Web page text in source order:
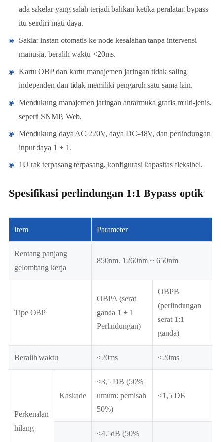
ada sakelar yang salah terjadi bahkan ketika peralatan bypass
itu sendiri mati daya.
Saklar instan otomatis ke node kesalahan tanpa intervensi
manusia, beralih waktu <20ms.
Kartu OBP dan kartu manajemen jaringan tidak saling
independen dan tidak memiliki pengaruh satu sama lain.
Mendukung manajemen jaringan antarmuka grafis multi-jenis,
seperti SNMP, Web.
Mendukung daya AC 220V, daya DC-48V, dan perlindungan
input daya 1 + 1.
1U rak terpasang terpasang, konfigurasi kapasitas fleksibel.
Spesifikasi perlindungan 1:1 Bypass optik
Item Parameter
Rentang panjang
gelombang kerja
850nm. 1260nm ~ 650nm
Tipe OBP
OBPA (serat
ganda 1 + 1
Perlindungan)
OBPB
(perlindungan
serat 1:1
ganda)
Beralih waktu <20ms <20ms
Perkenalan
hilang
Kaskade
<3,5 DB (50%
umum: pemisah
50%)
<1,5 DB
<4.5dB (50%